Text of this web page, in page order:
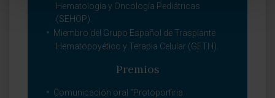
Hematología y Oncología Pediátricas
(SEHOP).
Miembro del Grupo Español de Trasplante
Hematopoyético y Terapia Celular (GETH).
Premios
Comunicación oral “Protoporfiria